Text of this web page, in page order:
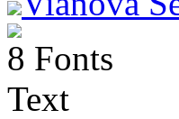
8 Fonts
Text